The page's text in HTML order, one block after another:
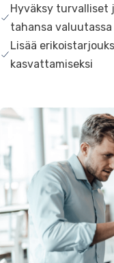
Hyväksy turvalliset
tahansa
Lisää
kasvattamiseksi